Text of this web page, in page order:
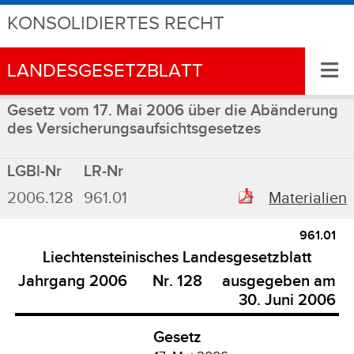
KONSOLIDIERTES RECHT
LANDESGESETZBLATT ≡
Gesetz vom 17. Mai 2006 über die Abänderung
des Versicherungsaufsichtsgesetzes
LGBl-Nr
LR-Nr
2006.128
961.01 Materialien